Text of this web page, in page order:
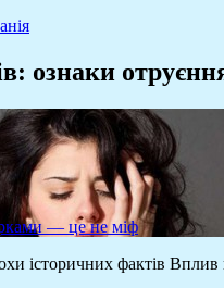
ознаки
— це не міф
історичних фактів